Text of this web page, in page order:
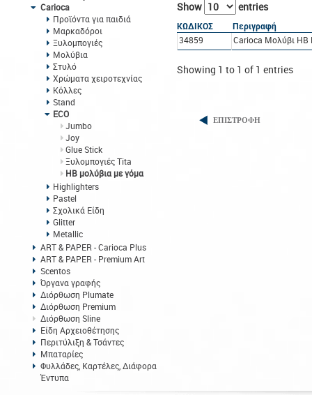
Carioca
Προϊόντα για παιδιά
Μαρκαδόροι
Ξυλομπογιές
Μολύβια
Στυλό
Χρώματα χειροτεχνίας
Κόλλες
Stand
ECO
Jumbo
Joy
Glue Stick
Ξυλομπογιές Tita
HB μολύβια με γόμα
Highlighters
Pastel
Σχολικά Είδη
Glitter
Metallic
ART & PAPER - Carioca Plus
ART & PAPER - Premium Art
Scentos
Όργανα γραφής
Διόρθωση Plumate
Διόρθωση Premium
Διόρθωση Sline
Είδη Αρχειοθέτησης
Περιτύλιξη & Τσάντες
Μπαταρίες
Φυλλάδες, Καρτέλες, Διάφορα
Έντυπα
Show entries
ΚΩΔΙΚΟΣ
Περιγραφή
34859
Carioca Μολύβι HB
Showing 1 to 1 of 1 entries
ΕΠΙΣΤΡΟΦΗ